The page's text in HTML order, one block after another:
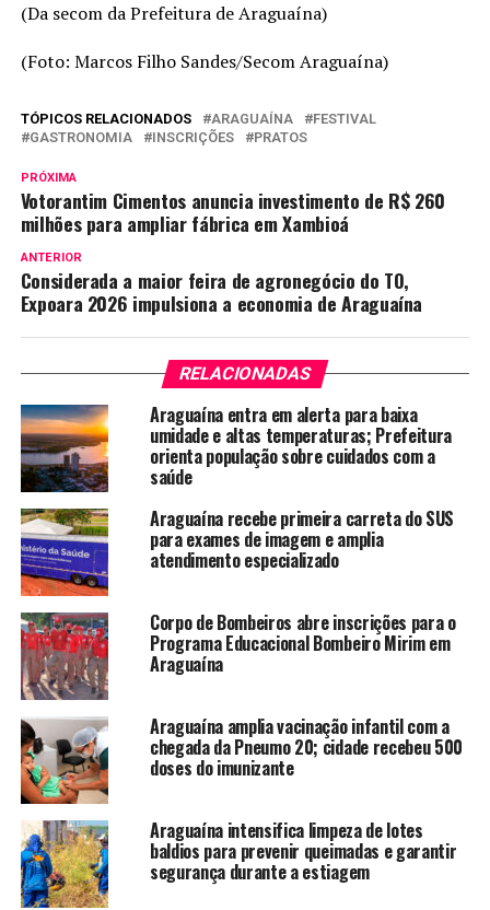
(Da secom da Prefeitura de Araguaína)
(Foto: Marcos Filho Sandes/Secom Araguaína)
TÓPICOS RELACIONADOS ARAGUAÍNA
FESTIVAL
GASTRONOMIA
INSCRIÇÕES PRATOS
PRÓXIMA
Votorantim Cimentos anuncia investimento de R$ 260
milhões para ampliar fábrica em Xambioá
ANTERIOR
Considerada a maior feira de agronegócio do TO,
Expoara 2026 impulsiona a economia de Araguaína
RELACIONADAS
Araguaína entra em alerta para baixa
umidade e altas temperaturas; Prefeitura
orienta população sobre cuidados com a
saúde
Araguaína recebe primeira carreta do SUS
para exames de imagem e amplia
atendimento especializado
Corpo de Bombeiros abre inscrições para o
Programa Educacional Bombeiro Mirim em
Araguaína
Araguaína amplia vacinação infantil com a
chegada da Pneumo 20; cidade recebeu 500
doses do imunizante
Araguaína intensifica limpeza de lotes
baldios para prevenir queimadas e garantir
segurança durante a estiagem